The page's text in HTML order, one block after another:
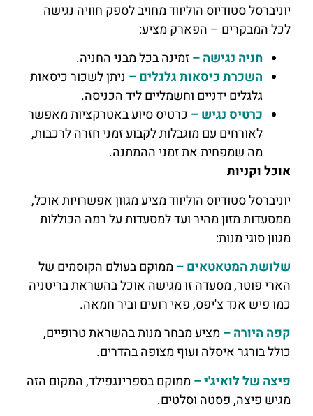
יוניברסל סטודיוס הוליווד מחויב לספק חוויה נגישה
לכל המבקרים – הפארק מציע:
חניה נגישה –זמינה בכל מבני החניה.
השכרת כיסאות גלגלים – ניתן לשכור כיסאות
גלגלים ידניים וחשמליים ליד הכניסה.
כרטיס נגיש – כרטיס סיוע באטרקציות מאפשר
לאורחים עם מוגבלות לקבוע זמני חזרה לרכבות,
מה שמפחית את זמני ההמתנה.
אוכל וקניות
יוניברסל סטודיוס הוליווד מציע מגוון אפשרויות אוכל,
ממסעדות מזון מהיר ועד למסעדות על רמה הכוללות
מגוון סוגי מנות:
שלושת המטאטאים – ממוקם בעולם הקוסמים של
הארי פוטר, מסעדה זו מגישה אוכל בהשראת בריטניה
כמו פיש אנד צ'יפס, פאי רועים וביר חמאה.
קפה היורה – מציע מבחר מנות בהשראת טרופיים,
כולל בורגר איסלה ועוף מצופה בהדרים.
פיצה של לואיג'י – ממוקם בספרינגפילד, המקום הזה
מגיש פיצה, פסטה וסלטים.